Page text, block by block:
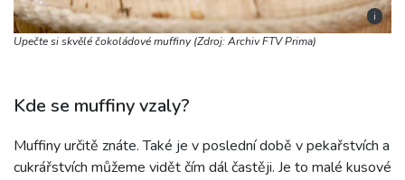
i
Upečte si skvělé čokoládové muffiny (Zdroj: Archiv FTV Prima)
Kde se muffiny vzaly?
Muffiny určitě znáte. Také je v poslední době v pekařstvích a
cukrářstvích můžeme vidět čím dál častěji. Je to malé kusové